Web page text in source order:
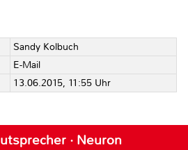
Sandy Kolbuch
E-Mail
13.06.2015, 11:55 Uhr
· Neuron